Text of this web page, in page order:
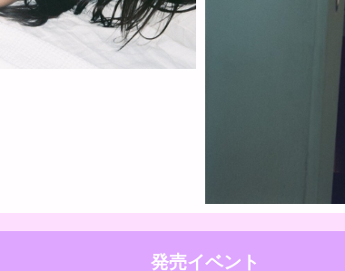
発売イベント